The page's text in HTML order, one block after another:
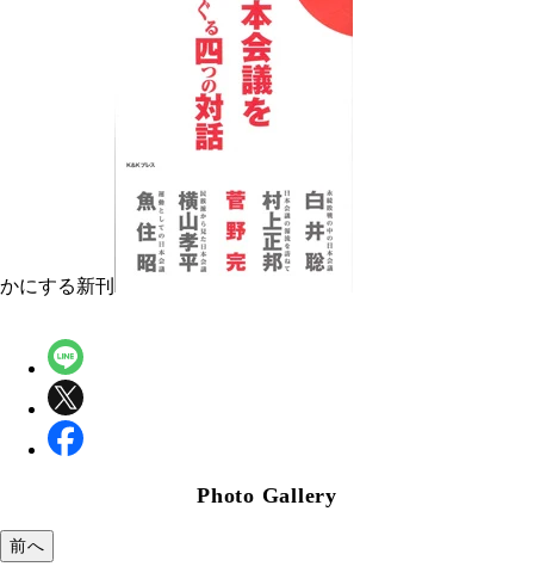
かにする新刊
Photo Gallery
前へ